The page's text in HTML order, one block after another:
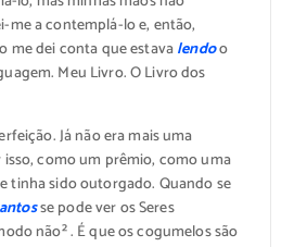
me a contemplá-lo e, então,
me dei conta que estavalendoo
Meu Livro. O Livro dos
Já não era mais uma
isso, como um prêmio, como uma
tinha sido outorgado. Quando se
se pode ver os Seres
não² . É que os cogumelos são